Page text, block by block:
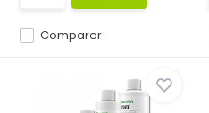
Comparer